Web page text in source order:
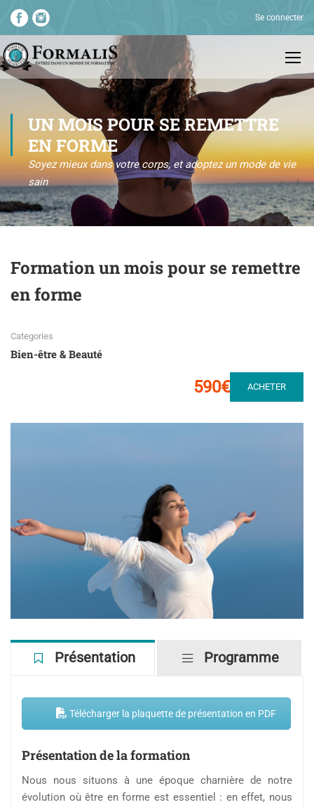
Se connecter
UN MOIS POUR SE REMETTRE
EN FORME
Soyez mieux dans votre corps, et adoptez un mode de vie
sain
Formation un mois pour se remettre
en forme
Categories
Bien-être & Beauté
590€ ACHETER
Télécharger la plaquette de présentation en PDF
Présentation de la formation
Nous nous situons à une époque charnière de notre
évolution où être en forme est essentiel : en effet, nous